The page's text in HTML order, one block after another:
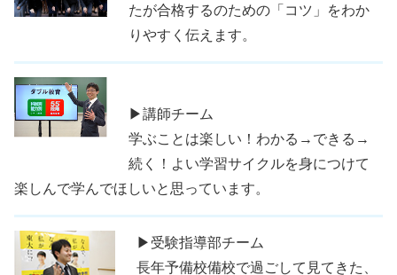
たが合格するのための「コツ」をわか
りやすく伝えます。
▶講師チーム
学ぶことは楽しい！わかる→できる→
続く！よい学習サイクルを身につけて
楽しんで学んでほしいと思っています。
▶受験指導部チーム
長年予備校備校で過ごして見てきた、